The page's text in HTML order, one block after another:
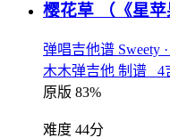
樱花草 （《星
弹唱吉他谱 Sweety
木木弹吉他 制谱 4
原版 83%
难度 44分